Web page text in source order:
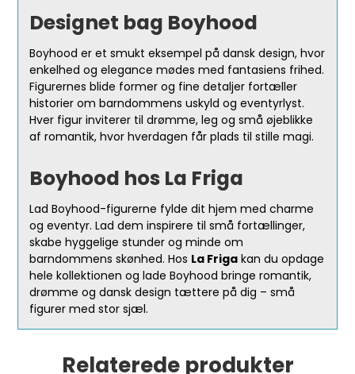
Designet bag Boyhood
Boyhood er et smukt eksempel på dansk design, hvor
enkelhed og elegance mødes med fantasiens frihed.
Figurernes blide former og fine detaljer fortæller
historier om barndommens uskyld og eventyrlyst.
Hver figur inviterer til drømme, leg og små øjeblikke
af romantik, hvor hverdagen får plads til stille magi.
Boyhood hos La Friga
Lad Boyhood-figurerne fylde dit hjem med charme
og eventyr. Lad dem inspirere til små fortællinger,
skabe hyggelige stunder og minde om
barndommens skønhed. Hos La Friga kan du opdage
hele kollektionen og lade Boyhood bringe romantik,
drømme og dansk design tættere på dig – små
figurer med stor sjæl.
Relaterede produkter